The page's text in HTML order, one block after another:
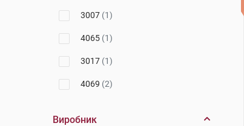
3007 (1)
4065 (1)
3017 (1)
4069 (2)
Виробник